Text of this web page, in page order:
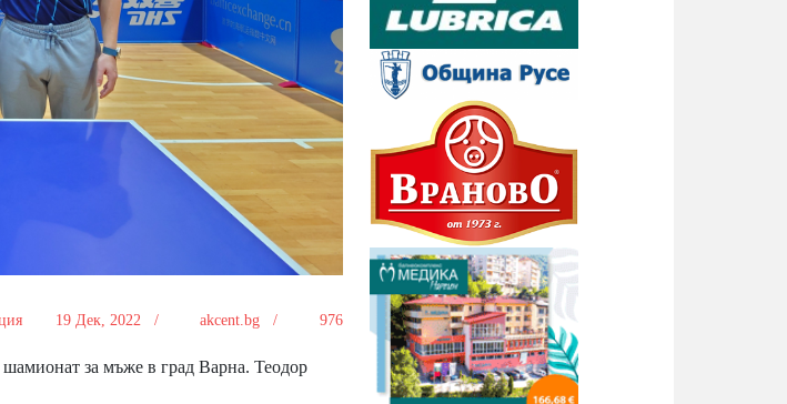
19 Дек, 2022 / akcent.bg / 976
за мъже в град Варна. Теодор